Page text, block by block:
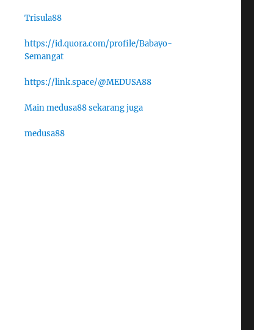
Trisula88
https://id.quora.com/profile/Babayo-
Semangat
https://link.space/@MEDUSA88
Main medusa88 sekarang juga
medusa88